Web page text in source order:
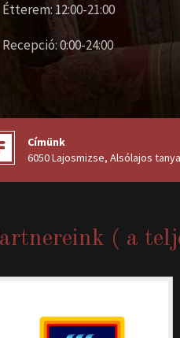
Étterem: 12:00-21:00
Recepció: 0:00-24:00
Címünk
6050 Lajosmizse, Alsólajos
( a